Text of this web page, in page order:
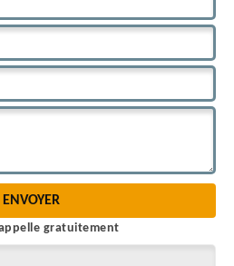
gratuitement